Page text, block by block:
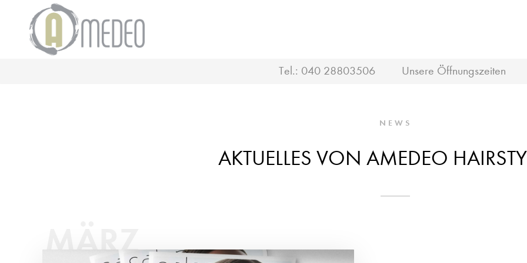
Tel.: 040 28803506 Unsere Öffnungszeiten
NEWS
AKTUELLES VON AMEDEO
MÄRZ